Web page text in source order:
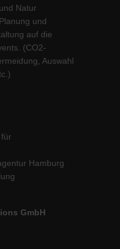
Natur
und
auf die
(CO2-
Auswahl
Hamburg
GmbH